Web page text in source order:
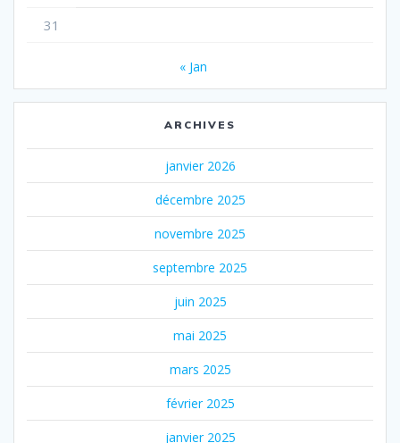
31
« Jan
ARCHIVES
janvier 2026
décembre 2025
novembre 2025
septembre 2025
juin 2025
mai 2025
mars 2025
février 2025
janvier 2025